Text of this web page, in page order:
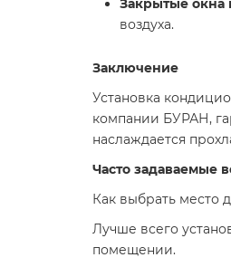
Закрытые окна
воздуха.
Заключение
Установка
компании БУРАН,
наслаждается
Часто задаваемые
Как выбрать место
Лучше всего
помещении.